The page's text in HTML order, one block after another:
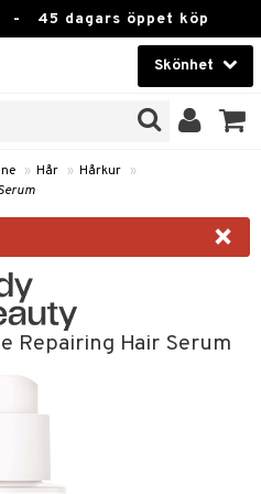
- 45 dagars öppet köp
Skönhet
» Hår » Hårkur »
×
Repairing Hair Serum